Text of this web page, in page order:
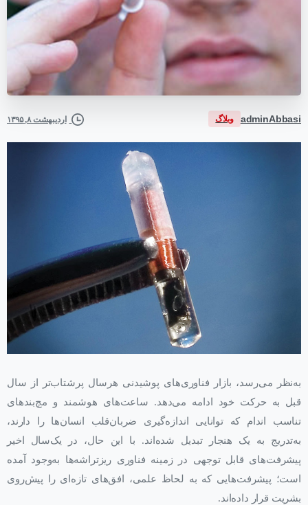
adminAbbasi وبلاگ اردیبهشت ۸, ۱۳۹۵
به‌نظر می‌رسد، بازار فناوری‌های پوشیدنی هر‌سال پر‌شتاب‌تر از سال
قبل به حرکت خود ادامه می‌دهد. ساعت‌های هوشمند و مچ‌بند‌های
تناسب اندام که توانایی اندازه‌گیری ضربان‌قلب انسان‌ها را دارند،
به‌تدریج به یک هنجار تبدیل شده‌اند. با این حال، در یک‌سال اخیر
پیشرفت‌های قابل توجهی در زمینه فناوری ریزتراشه‌ها به‌وجود آمده
است؛ پیشرفت‌هایی که به لحاظ علمی، افق‌های تازه‌ای را پیش‌روی
بشریت قرار داده‌اند.